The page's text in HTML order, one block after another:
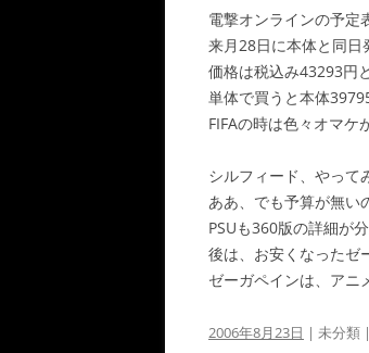
電撃オンラインの予定
来月28日に本体と同日
価格は税込み43293円
単体で買うと本体
FIFAの時は色々オマケ
シルフィード、やって
ああ、でも予算が無い
PSUも360版の詳細が
後は、お安くなったゼ
ゼーガペインは、アニ
2006年8月23日 | 未分類 |